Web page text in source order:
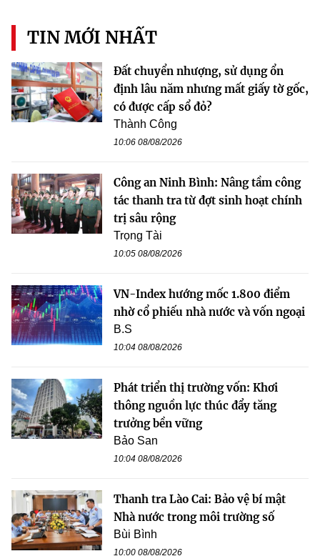
TIN MỚI NHẤT
Đất chuyển nhượng, sử dụng ổn
định lâu năm nhưng mất giấy tờ gốc,
có được cấp sổ đỏ?
Thành Công
10:06 08/08/2026
Công an Ninh Bình: Nâng tầm công
tác thanh tra từ đợt sinh hoạt chính
trị sâu rộng
Trọng Tài
10:05 08/08/2026
VN-Index hướng mốc 1.800 điểm
nhờ cổ phiếu nhà nước và vốn ngoại
B.S
10:04 08/08/2026
Phát triển thị trường vốn: Khơi
thông nguồn lực thúc đẩy tăng
trưởng bền vững
Bảo San
10:04 08/08/2026
Thanh tra Lào Cai: Bảo vệ bí mật
Nhà nước trong môi trường số
Bùi Bình
10:00 08/08/2026